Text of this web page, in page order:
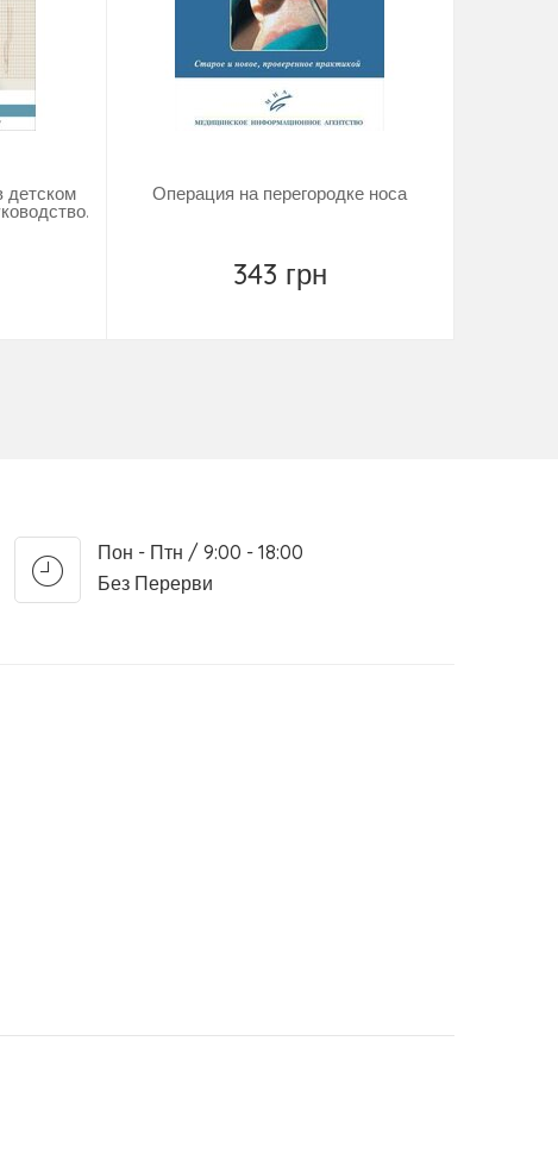
детском Операция на перегородке носа
343 грн
Пон - Птн / 9:00 - 18:00
Без Перерви